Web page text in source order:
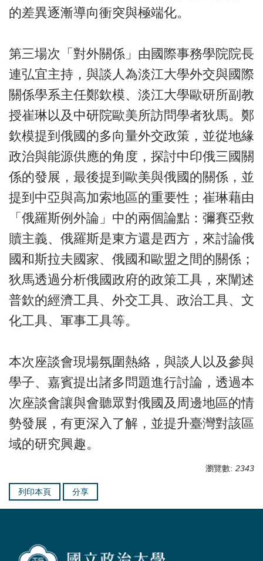
的差異逐漸導向衝突與極端化。
第三場次「對外關係」由國際事務學院院長
連弘宜主持，與談人為淡江大學外交與國際
關係學系主任鄭欽模、淡江大學歐研所副教
授崔琳以及中研院歐美所訪問學者狄馬。鄭
欽模提到俄國的多向量外交政策，並從地緣
政治與能源供應的角度，探討中印俄三國關
係的發展，最後提到歐美與俄國的關係，並
提到中亞與高加索地區的重要性；崔琳藉由
「俄羅斯例外論」中的兩個論點：彌賽亞救
贖主義、俄羅斯是東方還是西方，來討論俄
國和斯拉夫國家、俄國和歐盟之間的關係；
狄馬透過分析俄國政府的政策工具，來闡述
普欽的經濟工具、外交工具、政治工具、文
化工具、軍事工具等。
本次座談會現場氛圍熱絡，與談人以及參與
學子、嘉賓提出諸多問題進行討論，透過本
次座談會讓與會聽眾對俄國及周邊地區的情
勢發展，有更深入了解，並提升臺灣對該區
域的研究興趣。
瀏覽數: 2343
列印本頁 分享